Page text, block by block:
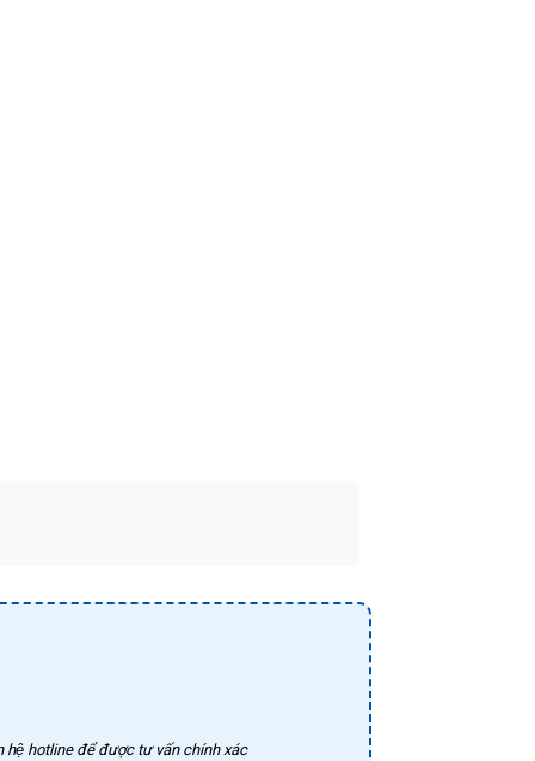
hệ hotline để được tư vấn chính xác